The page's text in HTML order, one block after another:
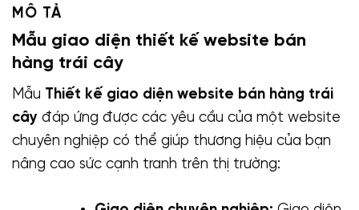
MÔ TẢ
Mẫu giao diện thiết kế website bán
hàng trái cây
Mẫu Thiết kế giao diện website bán hàng trái
cây đáp ứng được các yêu cầu của một website
chuyên nghiệp có thể giúp thương hiệu của bạn
nâng cao sức cạnh tranh trên thị trường: